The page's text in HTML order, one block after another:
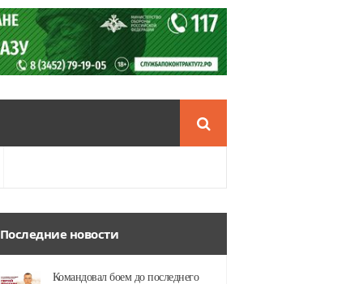
Последние новости
Командовал боем до последнего